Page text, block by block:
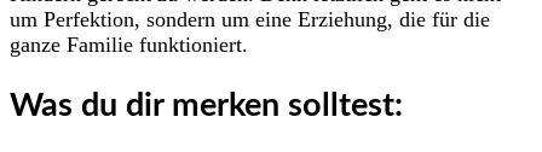
um Perfektion, sondern um eine Erziehung, die für die
ganze Familie funktioniert.
Was du dir merken solltest: